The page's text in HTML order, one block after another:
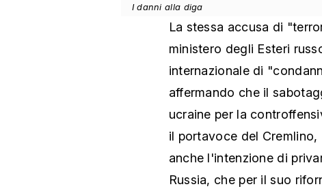
I danni alla diga
La stessa accusa di
ministero degli Esteri
internazionale di
affermando che il
ucraine per la
il portavoce del
anche l'intenzione di
Russia, che per il suo